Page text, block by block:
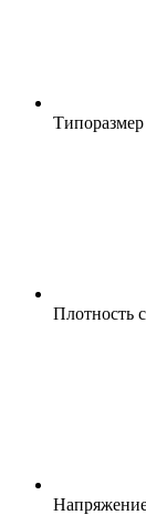
Типоразмер
Плотность